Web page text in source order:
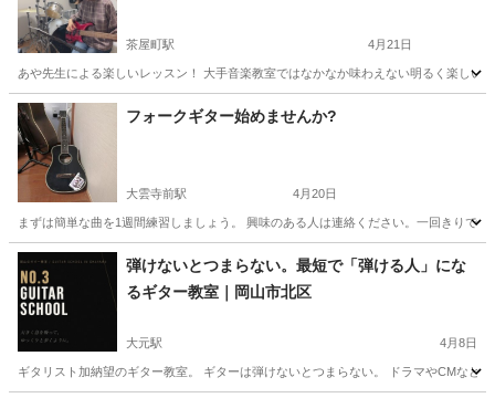
茶屋町駅 4月21日
あや先生による楽しいレッスン！ 大手音楽教室ではなかなか味わえない明るく楽し
岡山 倉敷市 茶屋町駅 音楽 レッスン
フォークギター始めませんか?
大雲寺前駅 4月20日
まずは簡単な曲を1週間練習しましょう。 興味のある人は連絡ください。一回きりで
岡山 岡山市 大雲寺前駅 ギター 興味
弾けないとつまらない。最短で「弾ける人」にな
るギター教室｜岡山市北区
大元駅 4月8日
ギタリスト加納望のギター教室。 ギターは弾けないとつまらない。 ドラマやCMなど